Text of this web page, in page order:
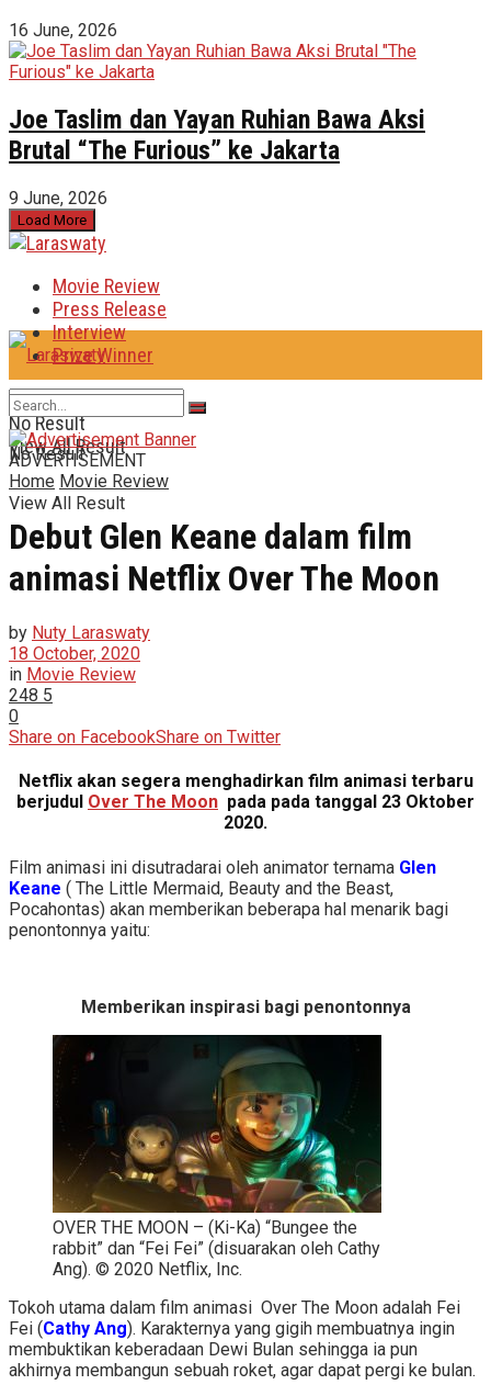
16 June, 2026
Joe Taslim dan Yayan Ruhian Bawa Aksi
Brutal “The Furious” ke Jakarta
9 June, 2026
Load More
Movie Review
Press Release
Interview
Prize Winner
No Result
View All Result
No Result
View All Result
ADVERTISEMENT
Home Movie Review
Debut Glen Keane dalam film
animasi Netflix Over The Moon
by Nuty Laraswaty
18 October, 2020
in Movie Review
248 5
0
Share on FacebookShare on Twitter
Netflix akan segera menghadirkan film animasi terbaru
berjudul Over The Moon pada pada tanggal 23 Oktober
2020.
Film animasi ini disutradarai oleh animator ternama Glen
Keane ( The Little Mermaid, Beauty and the Beast,
Pocahontas) akan memberikan beberapa hal menarik bagi
penontonnya yaitu:
Memberikan inspirasi bagi penontonnya
OVER THE MOON – (Ki-Ka) “Bungee the
rabbit” dan “Fei Fei” (disuarakan oleh Cathy
Ang). © 2020 Netflix, Inc.
Tokoh utama dalam film animasi Over The Moon adalah Fei
Fei (Cathy Ang). Karakternya yang gigih membuatnya ingin
membuktikan keberadaan Dewi Bulan sehingga ia pun
akhirnya membangun sebuah roket, agar dapat pergi ke bulan.